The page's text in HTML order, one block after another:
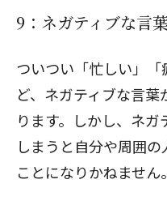
9：ネガティブな言
ついつい「忙しい」
ど、ネガティブな言
ります。しかし、ネ
しまうと自分や周囲
ことになりかねません。